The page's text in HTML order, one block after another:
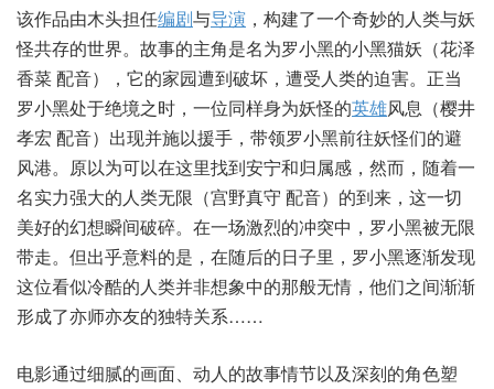
该作品由木头担任编剧与导演 ，构建了一个奇妙的人类与妖
怪共存的世界。故事的主角是名为罗小黑的小黑猫妖（花泽
香菜 配音），它的家园遭到破坏，遭受人类的迫害。正当
罗小黑处于绝境之时，一位同样身为妖怪的英雄风息（樱井
孝宏 配音）出现并施以援手，带领罗小黑前往妖怪们的避
风港。原以为可以在这里找到安宁和归属感，然而，随着一
名实力强大的人类无限（宫野真守 配音）的到来，这一切
美好的幻想瞬间破碎。在一场激烈的冲突中，罗小黑被无限
带走。但出乎意料的是，在随后的日子里，罗小黑逐渐发现
这位看似冷酷的人类并非想象中的那般无情，他们之间渐渐
形成了亦师亦友的独特关系……
电影通过细腻的画面、动人的故事情节以及深刻的角色塑